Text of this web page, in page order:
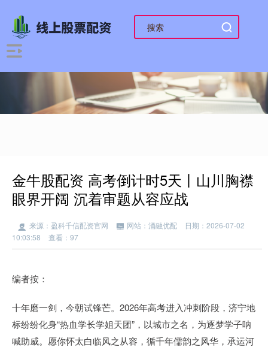
金牛股配资 高考倒计时5天丨山川胸襟
眼界开阔 沉着审题从容应战
来源：盈科千信配资官网 网站：涌融优配
日期：2026-07-02
10:03:58
查看：97
编者按：
十年磨一剑，今朝试锋芒。2026年高考进入冲刺阶段，济宁地
标纷纷化身“热血学长学姐天团”，以城市之名，为逐梦学子呐
喊助威。愿你怀太白临风之从容，循千年儒韵之风华，承运河